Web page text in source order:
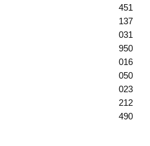
451
137
031
950
016
050
023
212
490